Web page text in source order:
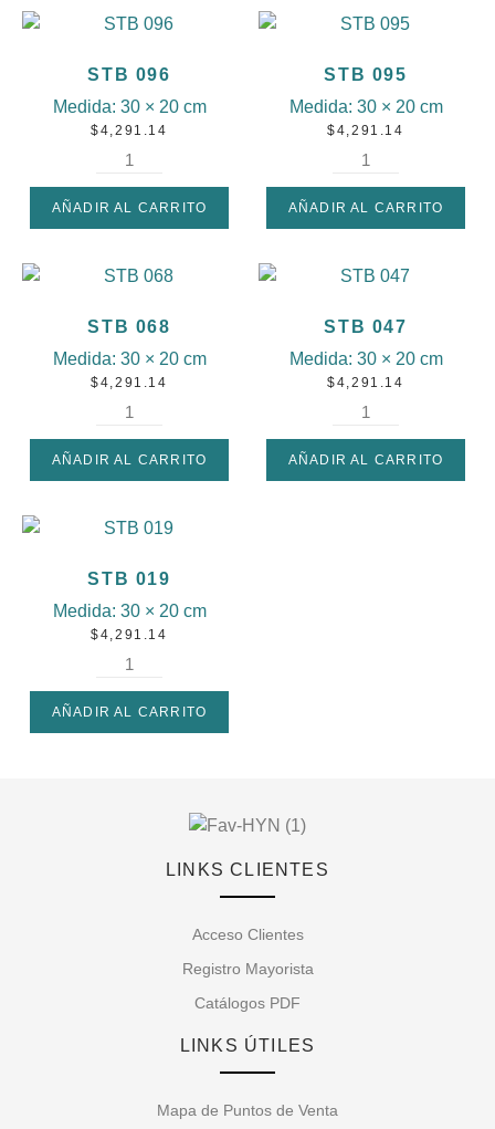
STB 096
Medida: 30 × 20 cm
$4,291.14
AÑADIR AL CARRITO
STB 095
Medida: 30 × 20 cm
$4,291.14
AÑADIR AL CARRITO
STB 068
Medida: 30 × 20 cm
$4,291.14
AÑADIR AL CARRITO
STB 047
Medida: 30 × 20 cm
$4,291.14
AÑADIR AL CARRITO
STB 019
Medida: 30 × 20 cm
$4,291.14
AÑADIR AL CARRITO
LINKS CLIENTES
Acceso Clientes
Registro Mayorista
Catálogos PDF
LINKS ÚTILES
Mapa de Puntos de Venta